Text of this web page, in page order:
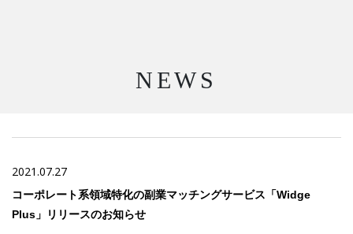
NEWS
2021.07.27
コーポレート系領域特化の副業マッチングサービス「Widge
Plus」リリースのお知らせ